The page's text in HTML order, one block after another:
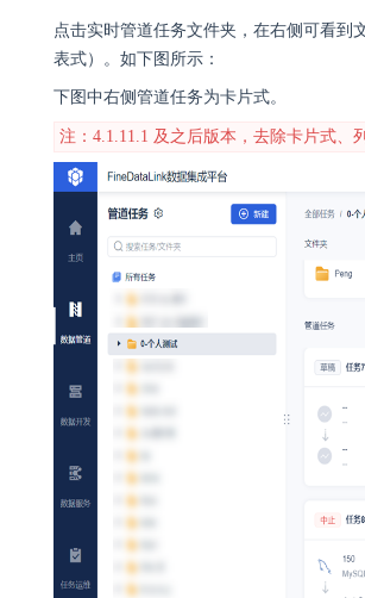
点击实时管道任务文件夹，在右侧可看到
表式）。如下图所示：
下图中右侧管道任务为卡片式。
注：4.1.11.1 及之后版本，去除卡片式、